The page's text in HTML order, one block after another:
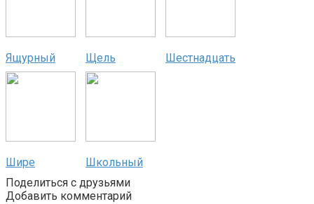
Ящурный Щель Шестнадцать
Шире
Школьный
Поделиться с друзьями
Добавить комментарий